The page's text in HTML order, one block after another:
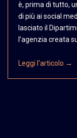
è, prima di tutto,
di più ai social
lasciato il
l’agenzia creata
Leggi l'articolo →